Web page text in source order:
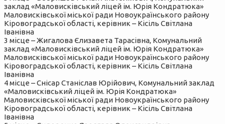
заклад «Маловисківський ліцей ім. Юрія Кондратюка»
Маловисківської міської ради Новоукраїнського району
Кіровоградської області, керівник – Кісіль Світлана
Іванівна
3 місце – Жигалова Єлизавета Тарасівна, Комунальний
заклад «Маловисківський ліцей ім. Юрія Кондратюка»
Маловисківської міської ради Новоукраїнського району
Кіровоградської області, керівник – Кісіль Світлана
Іванівна
4 місце – Снісар Станіслав Юрійович, Комунальний заклад
«Маловисківський ліцей ім. Юрія Кондратюка»
Маловисківської міської ради Новоукраїнського району
Кіровоградської області, керівник – Кісіль Світлана
Іванівна